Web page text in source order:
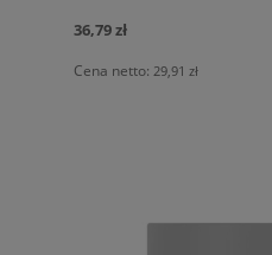
36,79 zł
Cena netto: 29,91 zł